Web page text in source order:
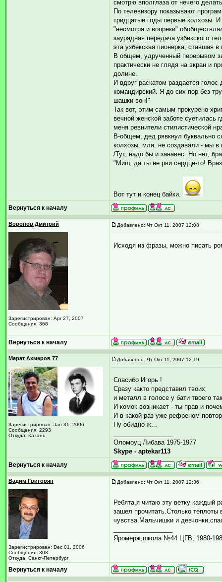
смотрю вполглаза от нечего
По телевизору показывают
тридцатые годы первые колхозы. И
"несмотря и вопреки"
заурядная передача узбекского
эта узбекская пионерка, ставшая
В общем, удрученный перерывом
практически не глядя на экран и
долине.
И вдруг раскатом раздается
командирский. Я до сих пор без
шашки вон!"
Так вот, этим самым прокурено-
вечной женской заботе
меня ревнители стилистической
В-общем, дед рявкнул буквально
колхозы, мля, не создавали - мы
/Тут, надо бы и занавес. Но нет,
"Миш, да ты не рви сердце-то!
Вот тут и конец байки.
Вернуться к началу
Воронов Дмитрий
Зарегистрирован: Apr 27, 2007
Сообщения: 368
Добавлено: Чт Окт 11, 2007 12:08
Исходя из фразы, можно писать
Вернуться к началу
Марат Ахмеров 77
Зарегистрирован: Jan 31, 2006
Сообщения: 2293
Откуда: Казань
Добавлено: Чт Окт 11, 2007 12:19
Спасибо Игорь !
Сразу както представил твоих
и металл в голосе у бати твоего
И комок возникает - ты прав и
И в какой раз уже рефреном
Ну обидно ж...
Оломоуц Либава 1975-1977
Skype - aptekar113
Вернуться к началу
Вадим Григорян
Зарегистрирован: Dec 01, 2006
Сообщения: 308
Откуда: Санкт-Петербург
Добавлено: Чт Окт 11, 2007 12:36
Ребята,я читаю эту ветку каждый
зашел прочитать.Столько теплоты
чувства.Мальчишки и
Яромерж,школа №44 ЦГВ, 1980-
Вернуться к началу